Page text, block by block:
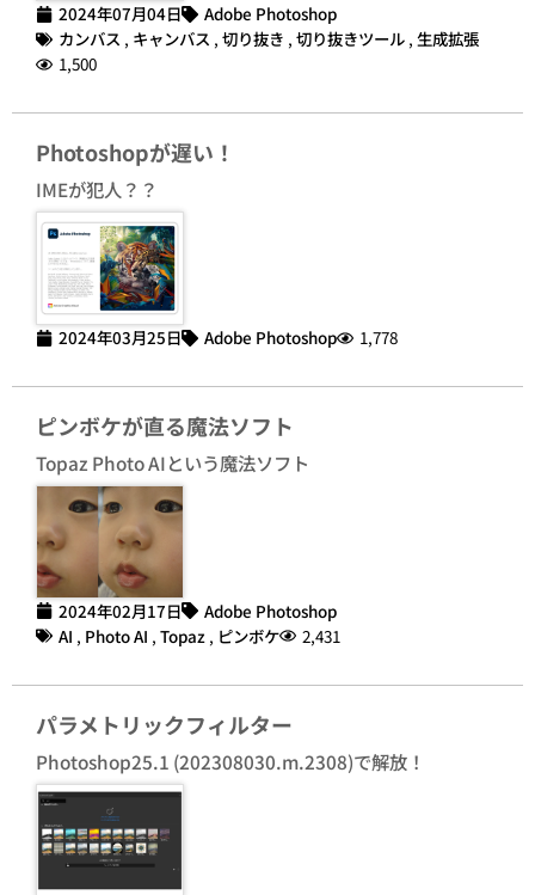
2024年07月04日
Adobe Photoshop
カンバス , キャンバス , 切り抜き , 切り抜きツール , 生成拡張
1,500
Photoshopが遅い！
IMEが犯人？？
2024年03月25日 Adobe Photoshop 1,778
ピンボケが直る魔法ソフト
Topaz Photo AIという魔法ソフト
2024年02月17日
Adobe Photoshop
AI , Photo AI , Topaz , ピンボケ 2,431
パラメトリックフィルター
Photoshop25.1 (202308030.m.2308)で解放！